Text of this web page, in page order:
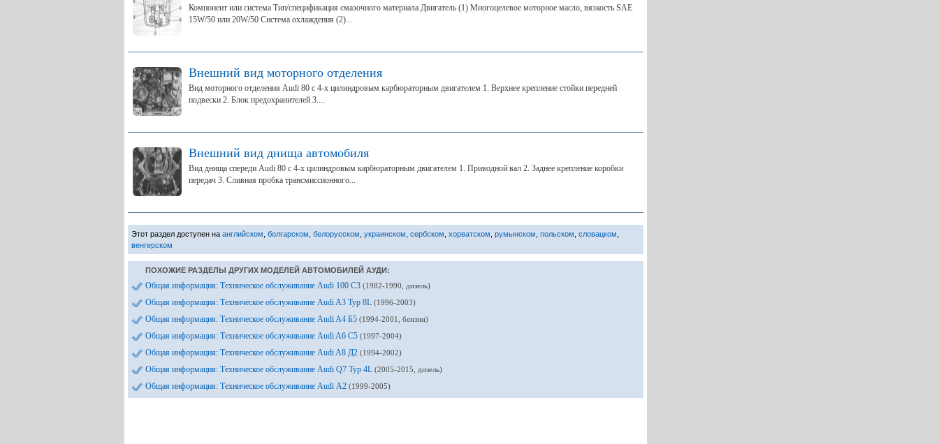
Компонент или система Тип/спецификация смазочного материала Двигатель (1) Многоцелевое моторное масло, вязкость SAE
15W/50 или 20W/50 Система охлаждения (2)...
Внешний вид моторного отделения
Вид моторного отделения Audi 80 с 4-х цилиндровым карбюраторным двигателем 1. Верхнее крепление стойки передней
подвески 2. Блок предохранителей 3....
Внешний вид днища автомобиля
Вид днища спереди Audi 80 с 4-х цилиндровым карбюраторным двигателем 1. Приводной вал 2. Заднее крепление коробки
передач 3. Сливная пробка трансмиссионного...
Этот раздел доступен на английском болгарском белорусском украинском сербском хорватском румынском польском словацком
венгерском
ПОХОЖИЕ РАЗДЕЛЫ ДРУГИХ МОДЕЛЕЙ АВТОМОБИЛЕЙ АУДИ:
Общая информация: Техническое обслуживание Audi 100 С3 (1982-1990, дизель)
Общая информация: Техническое обслуживание Audi A3 Typ 8L (1996-2003)
Общая информация: Техническое обслуживание Audi A4 Б5 (1994-2001, бензин)
Общая информация: Техническое обслуживание Audi A6 С5 (1997-2004)
Общая информация: Техническое обслуживание Audi A8 Д2 (1994-2002)
Общая информация: Техническое обслуживание Audi Q7 Typ 4L (2005-2015, дизель)
Общая информация: Техническое обслуживание Audi А2 (1999-2005)